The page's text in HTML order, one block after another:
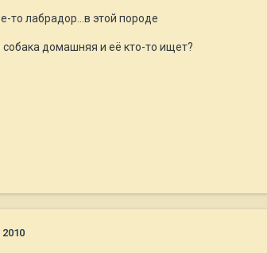
то лабрадор...в этой породе
домашняя и её кто-то ищет?